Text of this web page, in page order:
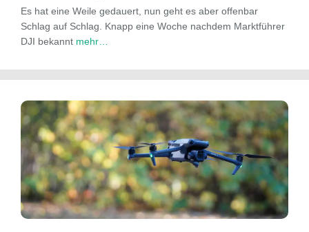
Es hat eine Weile gedauert, nun geht es aber offenbar
Schlag auf Schlag. Knapp eine Woche nachdem Marktführer
DJI bekannt mehr…